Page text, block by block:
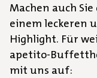
Machen auch
einem leckeren
Highlight. Für
apetito-
mit uns auf: